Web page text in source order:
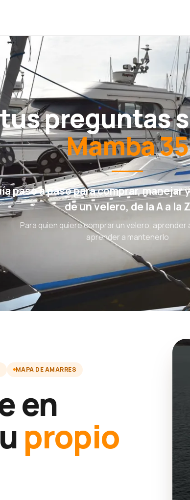
preguntas
Mamba 35
paso a paso para comprar, manejar
de un velero, de la A a la Z
Para quien quiere comprar un velero, aprender
aprender a mantenerlo
MAPA DE AMARRES
en
propio